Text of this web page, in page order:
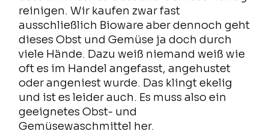
reinigen. Wir kaufen zwar fast
ausschließlich Bioware aber dennoch geht
dieses Obst und Gemüse ja doch durch
viele Hände. Dazu weiß niemand weiß wie
oft es im Handel angefasst, angehustet
oder angeniest wurde. Das klingt ekelig
und ist es leider auch. Es muss also ein
geeignetes Obst- und
Gemüsewaschmittel her.